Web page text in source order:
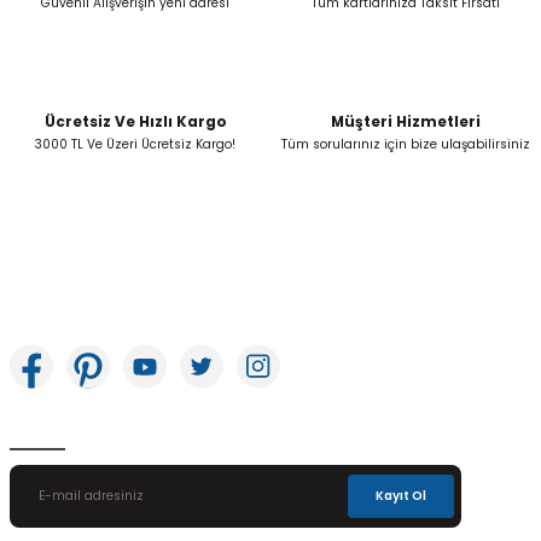
Gönder
Ücretsiz Ve Hızlı Kargo
3000 TL Ve Üzeri Ücretsiz Kargo!
Müşteri Hizmetleri
Tüm sorularınız için bize ulaşabilirsiniz
Kayıt Ol